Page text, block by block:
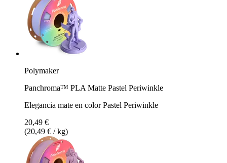
Polymaker
Panchroma™ PLA Matte Pastel Periwinkle
Elegancia mate en color Pastel Periwinkle
20,49 €
(20,49 € / kg)